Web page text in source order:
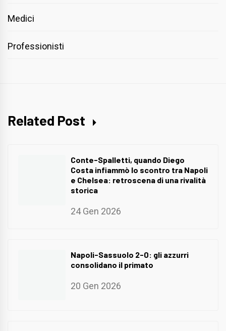
Medici
Professionisti
Related Post
Conte-Spalletti, quando Diego
Costa infiammò lo scontro tra Napoli
e Chelsea: retroscena di una rivalità
storica
24 Gen 2026
Napoli-Sassuolo 2-0: gli azzurri
consolidano il primato
20 Gen 2026